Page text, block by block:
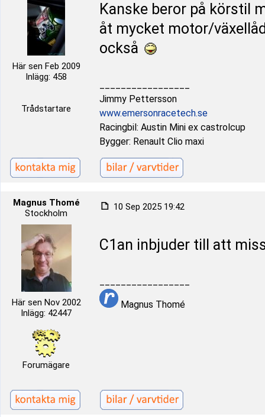
Här sen Feb 2009
Inlägg: 458
Trådstartare
Kanske beror på körstil
åt mycket motor/
också
Jimmy Pettersson
www.emersonracetech.se
Racingbil: Austin Mini ex castrolcup
Bygger: Renault Clio maxi
Magnus Thomé
Stockholm
Här sen Nov 2002
Inlägg: 42447
Forumägare
10 Sep 2025 19:42
C1an inbjuder till att
Magnus Thomé